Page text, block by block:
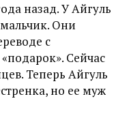
назад. У Айгуль
Они
с
Сейчас
Теперь Айгуль
но ее муж